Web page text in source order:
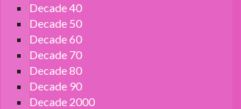
Decade 40
Decade 50
Decade 60
Decade 70
Decade 80
Decade 90
Decade 2000